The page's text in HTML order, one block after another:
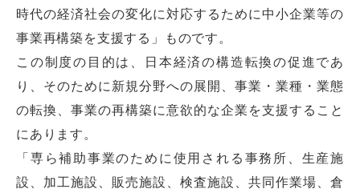
時代の経済社会の変化に対応するために中小企業等の
事業再構築を支援する」ものです。
この制度の目的は、日本経済の構造転換の促進であ
り、そのために新規分野への展開、事業・業種・業態
の転換、事業の再構築に意欲的な企業を支援すること
にあります。
「専ら補助事業のために使用される事務所、生産施
設、加工施設、販売施設、検査施設、共同作業場、倉